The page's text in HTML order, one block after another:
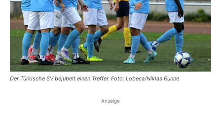
Der Türkische SV bejubelt einen Treffer. Foto: Lobeca/Niklas Runne
Anzeige